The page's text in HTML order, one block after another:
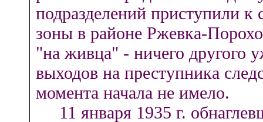
подразделений приступили
зоны в районе Ржевка-
"на живца" - ничего другого
выходов на преступника
момента начала не имело.
11 января 1935 г.